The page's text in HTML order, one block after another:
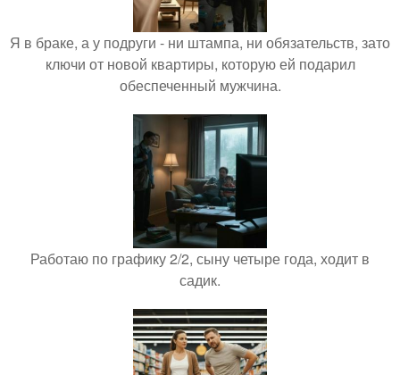
Я в браке, а у подруги - ни штампа, ни обязательств, зато
ключи от новой квартиры, которую ей подарил
обеспеченный мужчина.
Работаю по графику 2/2, сыну четыре года, ходит в
садик.